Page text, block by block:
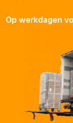
Op werkdagen